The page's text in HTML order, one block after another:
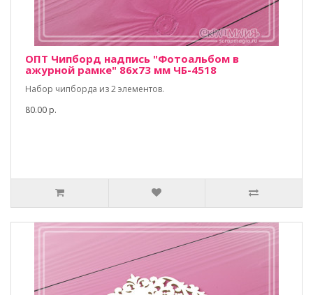
ОПТ Чипборд надпись "Фотоальбом в
ажурной рамке" 86х73 мм ЧБ-4518
Набор чипборда из 2 элементов.
80.00 р.